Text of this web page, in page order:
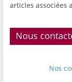
articles associées
Nous
Nos